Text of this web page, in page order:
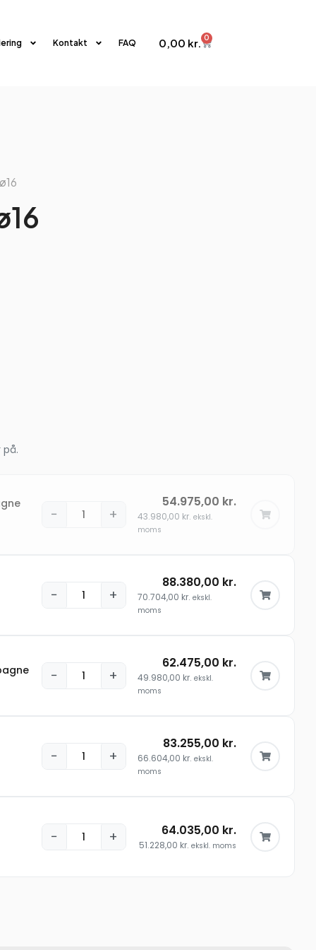
Kontakt FAQ 0,00 kr. 0
på.
− +
54.975,00 kr.
43.980,00 kr. ekskl.
moms
− +
88.380,00 kr.
70.704,00 kr. ekskl.
moms
− +
62.475,00 kr.
49.980,00 kr. ekskl.
moms
− +
83.255,00 kr.
66.604,00 kr. ekskl.
moms
− + 64.035,00 kr.
51.228,00 kr. ekskl. moms